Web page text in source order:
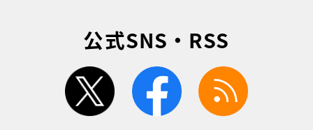
公式SNS・RSS
twitter facebook